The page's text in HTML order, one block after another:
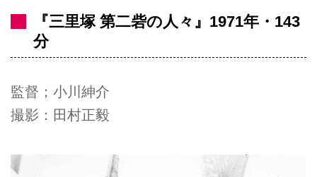
『三里塚 第二砦の人々』1971年・143
分
監督；小川紳介
撮影：田村正毅